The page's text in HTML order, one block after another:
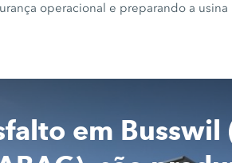
operacional e preparando a usina
em Busswil